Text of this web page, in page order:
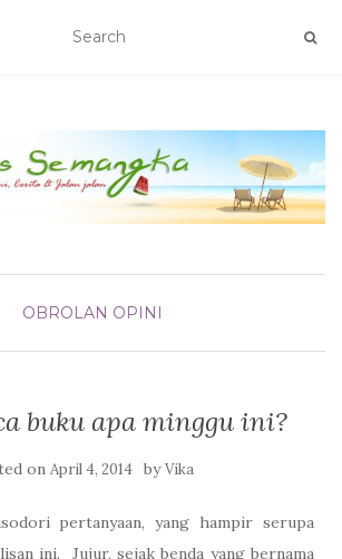
OBROLAN OPINI
buku apa minggu ini?
on April 4, 2014 byVika
pertanyaan, yang hampir serupa
ini.
Jujur, sejak benda yang bernama